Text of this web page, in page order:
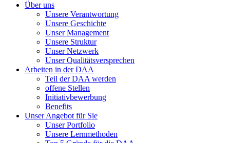
Über uns
Unsere Verantwortung
Unsere Geschichte
Unser Management
Unsere Struktur
Unser Netzwerk
Unser Qualitätsversprechen
Arbeiten in der DAA
Teil der DAA werden
offene Stellen
Initiativbewerbung
Benefits
Unser Angebot für Sie
Unser Portfolio
Unsere Lernmethoden